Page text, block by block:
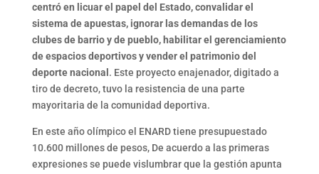
centró en licuar el papel del Estado, convalidar el
sistema de apuestas, ignorar las demandas de los
clubes de barrio y de pueblo, habilitar el gerenciamiento
de espacios deportivos y vender el patrimonio del
deporte nacional . Este proyecto enajenador, digitado a
tiro de decreto, tuvo la resistencia de una parte
mayoritaria de la comunidad deportiva.
En este año olímpico el ENARD tiene presupuestado
10.600 millones de pesos, De acuerdo a las primeras
expresiones se puede vislumbrar que la gestión apunta